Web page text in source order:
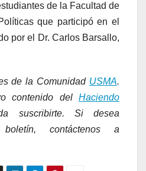
de la Facultad de
que participó en el
por el Dr. Carlos Barsallo,
de la Comunidad USMA.
contenido del Haciendo
suscribirte. Si desea
contáctenos a